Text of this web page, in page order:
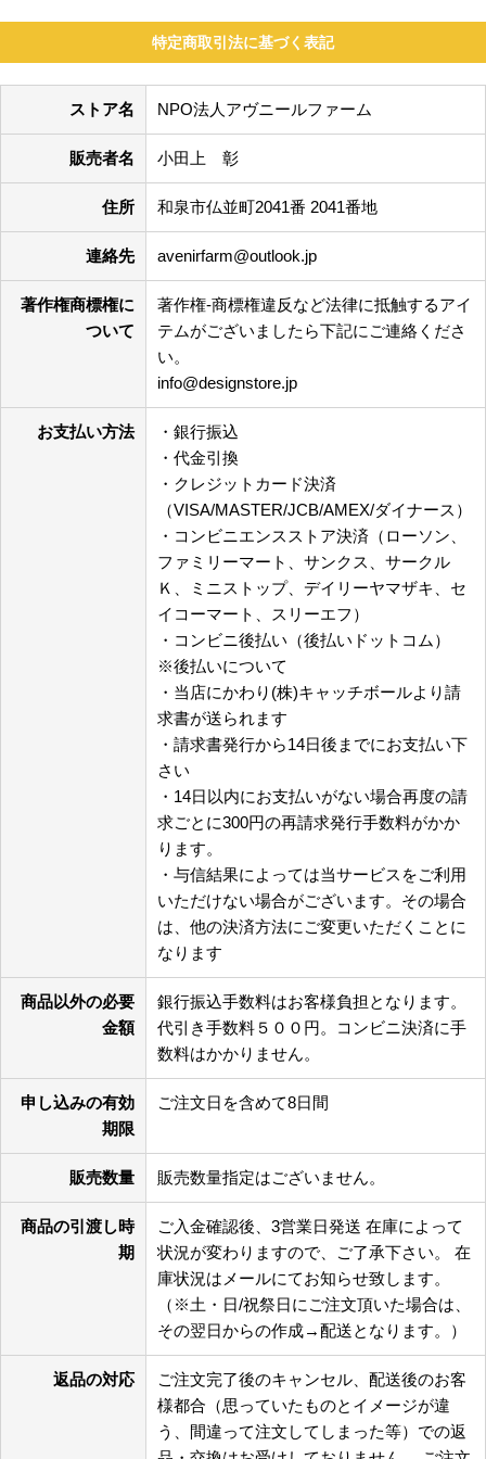
特定商取引法に基づく表記
ストア名 NPO法人アヴニールファーム
販売者名 小田上 彰
住所 和泉市仏並町2041番 2041番地
連絡先 avenirfarm@outlook.jp
著作権商標権に
ついて
著作権-商標権違反など法律に抵触するアイ
テムがございましたら下記にご連絡くださ
い。
info@designstore.jp
お支払い方法
・銀行振込
・代金引換
・クレジットカード決済
（VISA/MASTER/JCB/AMEX/ダイナース）
・コンビニエンスストア決済（ローソン、
ファミリーマート、サンクス、サークル
Ｋ、ミニストップ、デイリーヤマザキ、セ
イコーマート、スリーエフ）
・コンビニ後払い（後払いドットコム）
※後払いについて
・当店にかわり(株)キャッチボールより請
求書が送られます
・請求書発行から14日後までにお支払い下
さい
・14日以内にお支払いがない場合再度の請
求ごとに300円の再請求発行手数料がかか
ります。
・与信結果によっては当サービスをご利用
いただけない場合がございます。その場合
は、他の決済方法にご変更いただくことに
なります
商品以外の必要
金額
銀行振込手数料はお客様負担となります。
代引き手数料５００円。コンビニ決済に手
数料はかかりません。
申し込みの有効
期限
ご注文日を含めて8日間
販売数量 販売数量指定はございません。
商品の引渡し時
期
ご入金確認後、3営業日発送 在庫によって
状況が変わりますので、ご了承下さい。 在
庫状況はメールにてお知らせ致します。
（※土・日/祝祭日にご注文頂いた場合は、
その翌日からの作成→配送となります。）
返品の対応
ご注文完了後のキャンセル、配送後のお客
様都合（思っていたものとイメージが違
う、間違って注文してしまった等）での返